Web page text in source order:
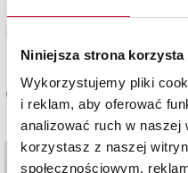
Niniejsza strona
Wykorzystujemy pliki
i reklam, aby oferować
analizować ruch w naszej
korzystasz z naszej
społecznościowym,
Cena oferowana
1 900 zł